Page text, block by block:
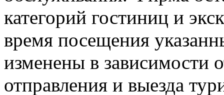
категорий гостиниц и
время посещения
изменены в зависимости
отправления и выезда